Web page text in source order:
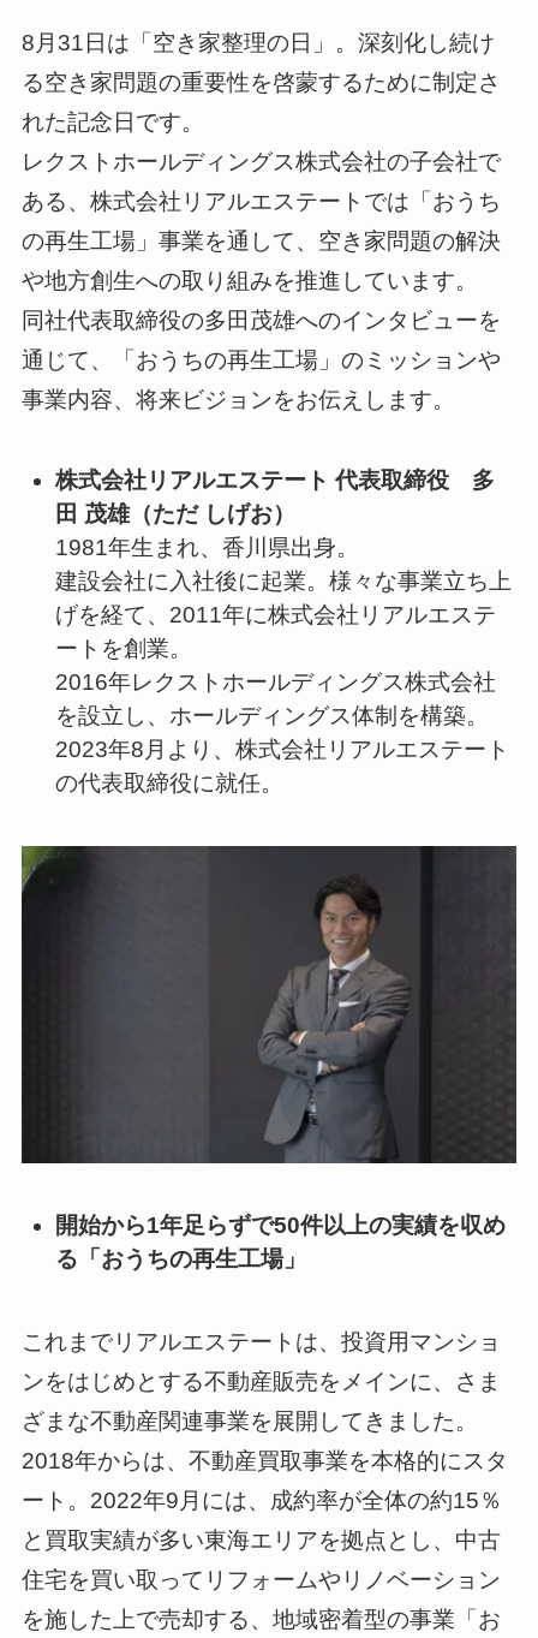
8月31日は「空き家整理の日」。深刻化し続け
る空き家問題の重要性を啓蒙するために制定さ
れた記念日です。
レクストホールディングス株式会社の子会社で
ある、株式会社リアルエステートでは「おうち
の再生工場」事業を通して、空き家問題の解決
や地方創生への取り組みを推進しています。
同社代表取締役の多田茂雄へのインタビューを
通じて、「おうちの再生工場」のミッションや
事業内容、将来ビジョンをお伝えします。
株式会社リアルエステート 代表取締役 多
田 茂雄（ただ しげお）
1981年生まれ、香川県出身。
建設会社に入社後に起業。様々な事業立ち上
げを経て、2011年に株式会社リアルエステ
ートを創業。
2016年レクストホールディングス株式会社
を設立し、ホールディングス体制を構築。
2023年8月より、株式会社リアルエステート
の代表取締役に就任。
開始から1年足らずで50件以上の実績を収め
る「おうちの再生工場」
これまでリアルエステートは、投資用マンショ
ンをはじめとする不動産販売をメインに、さま
ざまな不動産関連事業を展開してきました。
2018年からは、不動産買取事業を本格的にスタ
ート。2022年9月には、成約率が全体の約15％
と買取実績が多い東海エリアを拠点とし、中古
住宅を買い取ってリフォームやリノベーション
を施した上で売却する、地域密着型の事業「お